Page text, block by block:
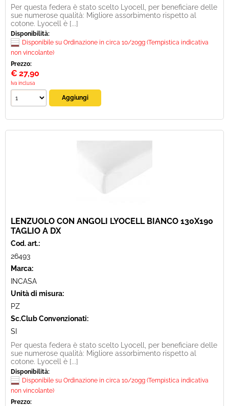
Per questa federa è stato scelto Lyocell, per beneficiare delle
sue numerose qualità: Migliore assorbimento rispetto al
cotone. Lyocell è [...]
Disponibilità:
Disponibile su Ordinazione in circa 10/20gg (Tempistica indicativa
non vincolante)
Prezzo:
€ 27,90
Iva inclusa
LENZUOLO CON ANGOLI LYOCELL BIANCO 130X190
TAGLIO A DX
Cod. art.:
26493
Marca:
INCASA
Unità di misura:
PZ
Sc.Club Convenzionati:
SI
Per questa federa è stato scelto Lyocell, per beneficiare delle
sue numerose qualità: Migliore assorbimento rispetto al
cotone. Lyocell è [...]
Disponibilità:
Disponibile su Ordinazione in circa 10/20gg (Tempistica indicativa
non vincolante)
Prezzo: